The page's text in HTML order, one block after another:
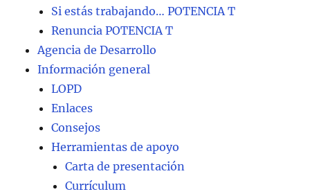
Si estás trabajando… POTENCIA T
Renuncia POTENCIA T
Agencia de Desarrollo
Información general
LOPD
Enlaces
Consejos
Herramientas de apoyo
Carta de presentación
Currículum